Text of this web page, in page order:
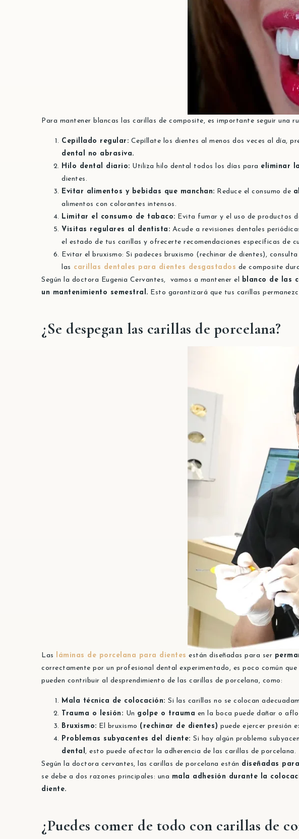
Para mantener blancas las carillas de composite, es importante seguir una
Cepillado regular: Cepíllate los dientes al menos dos veces al día,
dental no abrasiva.
Hilo dental diario: Utiliza hilo dental todos los días para eliminar
dientes.
Evitar alimentos y bebidas que manchan: Reduce el consumo de
alimentos con colorantes intensos.
Limitar el consumo de tabaco: Evita fumar y el uso de productos
Visitas regulares al dentista: Acude a revisiones dentales
el estado de tus carillas y ofrecerte recomendaciones específicas de
Evitar el bruxismo: Si padeces bruxismo (rechinar de dientes) ,
las carillas dentales para dientes desgastados de composite
Según la doctora Eugenia Cervantes, vamos a mantener el
blanco de las
un mantenimiento semestral. Esto garantizará que tus carillas
¿Se despegan las carillas de porcelana?
Las láminas de porcelana para dientes están diseñadas para ser
correctamente por un profesional dental experimentado, es poco común
pueden contribuir al desprendimiento de las carillas de porcelana, como:
Mala técnica de colocación: Si las carillas no se colocan
Trauma o lesión: Un golpe o trauma en la boca puede dañar o
Bruxismo: El bruxismo (rechinar de dientes) puede ejercer presión
Problemas subyacentes del diente: Si hay algún problema
dental , esto puede afectar la adherencia de las carillas de porcelana.
Según la doctora cervantes, las carillas de porcelana están diseñadas
se debe a dos razones principales: una mala adhesión durante la
diente.
¿Puedes comer de todo con carillas de